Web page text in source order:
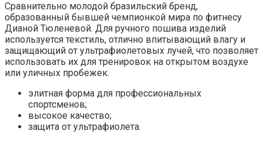
Сравнительно молодой бразильский бренд,
образованный бывшей чемпионкой мира по фитнесу
Дианой Тюленевой. Для ручного пошива изделий
используется текстиль, отлично впитывающий влагу и
защищающий от ультрафиолетовых лучей, что позволяет
использовать их для тренировок на открытом воздухе
или уличных пробежек.
элитная форма для профессиональных
спортсменов;
высокое качество;
защита от ультрафиолета.